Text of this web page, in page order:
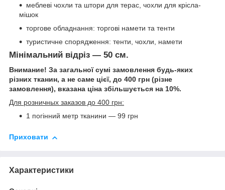
меблеві чохли та штори для терас, чохли для крісла-
мішок
торгове обладнання: торгові намети та тенти
туристичне спорядження: тенти, чохли, намети
Мінімальний відріз — 50 см.
Внимание! За загальної сумі замовлення будь-яких
різних тканин, а не саме цієї, до 400 грн (різне
замовлення), вказана ціна збільшується на 10%.
Для розничных заказов до 400 грн:
1 погінний метр тканини — 99 грн
Приховати
Характеристики